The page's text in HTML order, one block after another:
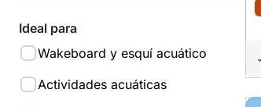
Ideal para
Wakeboard y esquí acuático
Actividades acuáticas